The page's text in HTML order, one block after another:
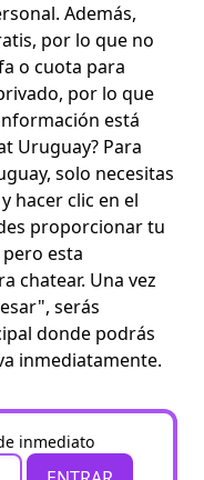
Además,
por lo que no
o cuota para
por lo que
está
Uruguay? Para
solo necesitas
hacer clic en el
proporcionar tu
esta
chatear. Una vez
serás
donde podrás
inmediatamente.
inmediato